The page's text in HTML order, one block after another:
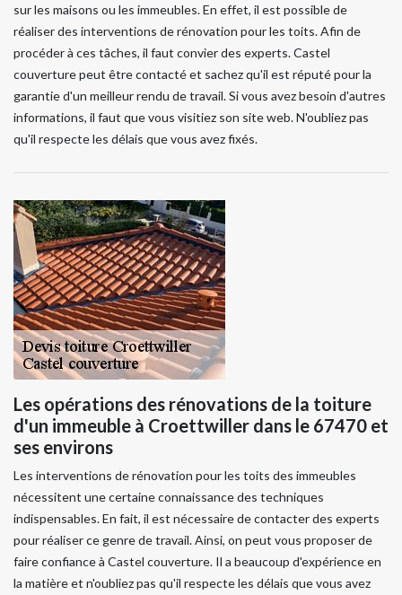
sur les maisons ou les immeubles. En effet, il est possible de
réaliser des interventions de rénovation pour les toits. Afin de
procéder à ces tâches, il faut convier des experts. Castel
couverture peut être contacté et sachez qu'il est réputé pour la
garantie d'un meilleur rendu de travail. Si vous avez besoin d'autres
informations, il faut que vous visitiez son site web. N'oubliez pas
qu'il respecte les délais que vous avez fixés.
Les opérations des rénovations de la toiture
d'un immeuble à Croettwiller dans le 67470 et
ses environs
Les interventions de rénovation pour les toits des immeubles
nécessitent une certaine connaissance des techniques
indispensables. En fait, il est nécessaire de contacter des experts
pour réaliser ce genre de travail. Ainsi, on peut vous proposer de
faire confiance à Castel couverture. Il a beaucoup d'expérience en
la matière et n'oubliez pas qu'il respecte les délais que vous avez